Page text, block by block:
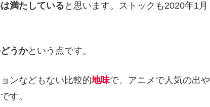
満たしている と思います。ストックも2020年1月
うかという点です。
ンなどもない比較的地味で、アニメで人気の出や
す。